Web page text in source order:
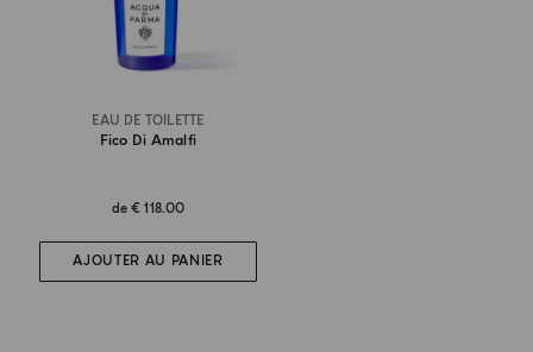
EAU DE TOILETTE
Fico Di Amalfi
de€ 118.00
AJOUTER AU PANIER